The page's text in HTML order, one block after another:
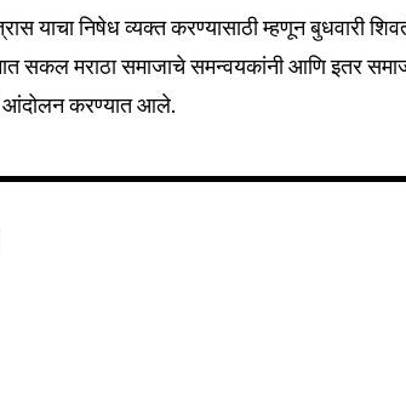
32,111
Followers
याचा निषेध व्यक्त करण्यासाठी म्हणून बुधवारी
मराठा समाजाचे समन्वयकांनी आणि इतर समाज
आंदोलन करण्यात आले.